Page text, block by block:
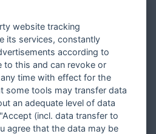
website tracking
its services, constantly
according to
to this and can revoke or
time with effect for the
some tools may transfer data
an adequate level of data
(incl. data transfer to
agree that the data may be